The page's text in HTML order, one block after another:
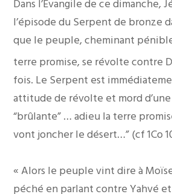
Dans l’Evangile de ce dimanche,
l’épisode du Serpent de bronze
que le peuple, cheminant
terre promise, se révolte contre
fois. Le Serpent est
attitude de révolte et mord
“brûlante” … adieu la terre
vont joncher le désert…” (cf 1Co
« Alors le peuple vint dire à
péché en parlant contre Yahvé